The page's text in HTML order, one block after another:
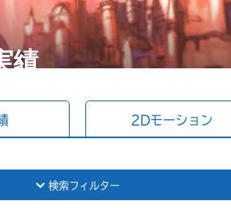
績
2Dモーション
検索フィルター